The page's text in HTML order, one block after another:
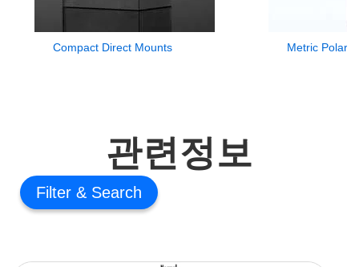
Compact Direct Mounts Metric
관련정보
Filter